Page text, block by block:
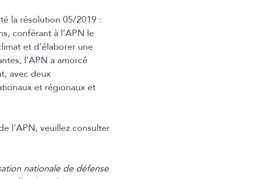
la résolution 05/2019 :
conférant à l’APN le
et d’élaborer une
l’APN a amorcé
avec deux
et régionaux et
l’APN, veuillez consulter
nationale de défense